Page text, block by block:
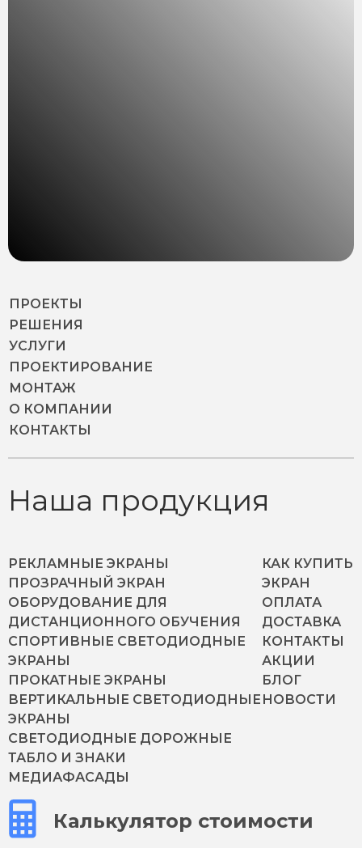
ПРОЕКТЫ
РЕШЕНИЯ
УСЛУГИ
ПРОЕКТИРОВАНИЕ
МОНТАЖ
О КОМПАНИИ
КОНТАКТЫ
Наша продукция
РЕКЛАМНЫЕ ЭКРАНЫ
ПРОЗРАЧНЫЙ ЭКРАН
ОБОРУДОВАНИЕ ДЛЯ
ДИСТАНЦИОННОГО ОБУЧЕНИЯ
СПОРТИВНЫЕ СВЕТОДИОДНЫЕ
ЭКРАНЫ
ПРОКАТНЫЕ ЭКРАНЫ
ВЕРТИКАЛЬНЫЕ СВЕТОДИОДНЫЕ
ЭКРАНЫ
СВЕТОДИОДНЫЕ ДОРОЖНЫЕ
ТАБЛО И ЗНАКИ
МЕДИАФАСАДЫ
КАК КУПИТЬ
ЭКРАН
ОПЛАТА
ДОСТАВКА
КОНТАКТЫ
АКЦИИ
БЛОГ
НОВОСТИ
Калькулятор стоимости